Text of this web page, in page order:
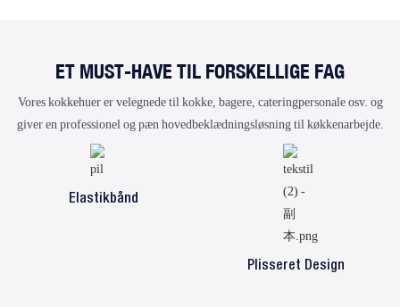
ET MUST-HAVE TIL FORSKELLIGE FAG
Vores kokkehuer er velegnede til kokke, bagere, cateringpersonale osv. og
giver en professionel og pæn hovedbeklædningsløsning til køkkenarbejde.
Elastikbånd
Plisseret Design